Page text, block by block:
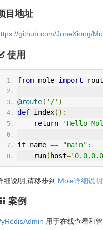
目地址
github.com/JoneXiong/
使用
from mole import
@route( '/' )
def index():
return
'Hello
if name == "main" :
    run
(host=
细说明,请移步到 Mole详细说
案例
用于在线查看和